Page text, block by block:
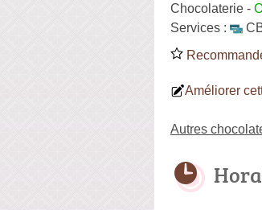
Chocolaterie -
Services :
Améliorer
Autres